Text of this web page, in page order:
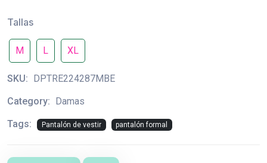
Tallas
M L XL
SKU: DPTRE224287MBE
Category: Damas
Tags:
Pantalón de vestir pantalón formal